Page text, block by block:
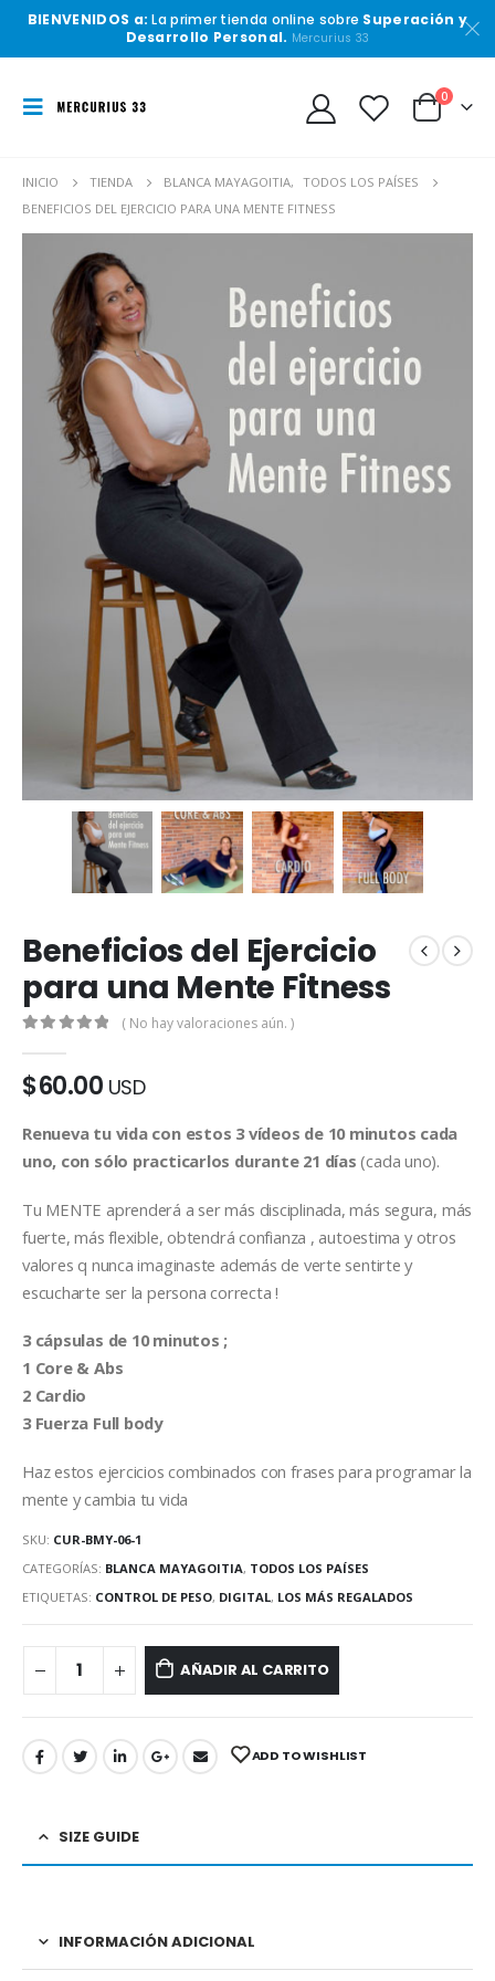
BIENVENIDOS a: La primer tienda online sobre Superación y
Desarrollo Personal. Mercurius 33
0
INICIO TIENDA BLANCA MAYAGOITIA, TODOS LOS PAÍSES
BENEFICIOS DEL EJERCICIO PARA UNA MENTE FITNESS
Beneficios del Ejercicio
para una Mente Fitness
( No hay valoraciones aún. )
$60.00 USD
Renueva tu vida con estos 3 vídeos de 10 minutos cada
uno, con sólo practicarlos durante 21 días (cada uno).
Tu MENTE aprenderá a ser más disciplinada, más segura, más
fuerte, más flexible, obtendrá confianza , autoestima y otros
valores q nunca imaginaste además de verte sentirte y
escucharte ser la persona correcta !
3 cápsulas de 10 minutos ;
1 Core & Abs
2 Cardio
3 Fuerza Full body
Haz estos ejercicios combinados con frases para programar la
mente y cambia tu vida
SKU: CUR-BMY-06-1
CATEGORÍAS: BLANCA MAYAGOITIA, TODOS LOS PAÍSES
ETIQUETAS: CONTROL DE PESO, DIGITAL, LOS MÁS REGALADOS
AÑADIR AL CARRITO
ADD TO WISHLIST
SIZE GUIDE
INFORMACIÓN ADICIONAL